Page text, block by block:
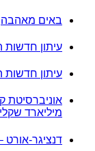
באים מאהבה
עיתון חדשות
עיתון חדשות
אוניברסיטת
מיליארד
דנציגר-אורט